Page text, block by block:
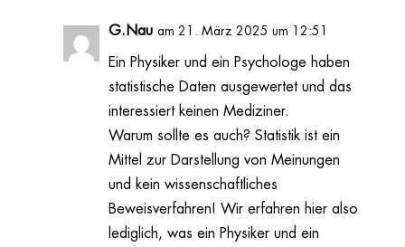
G.Nau am 21. März 2025 um 12:51
Ein Physiker und ein Psychologe haben
statistische Daten ausgewertet und das
interessiert keinen Mediziner.
Warum sollte es auch? Statistik ist ein
Mittel zur Darstellung von Meinungen
und kein wissenschaftliches
Beweisverfahren! Wir erfahren hier also
lediglich, was ein Physiker und ein